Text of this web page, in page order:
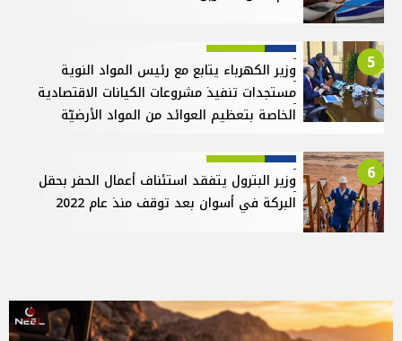
5
وزير الكهرباء يتابع مع رئيس المواد النوية
مستجدات تنفيذ مشروعات الكيانات الاقتصادية
الخاصة بتعظيم العوائد من المواد الأرضيّة
6
وزير البترول يتفقد استئناف أعمال الحفر بحقل
البركة في أسوان بعد توقف منذ عام 2022